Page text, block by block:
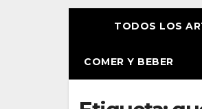
TODOS LOS
COMER Y BEBER